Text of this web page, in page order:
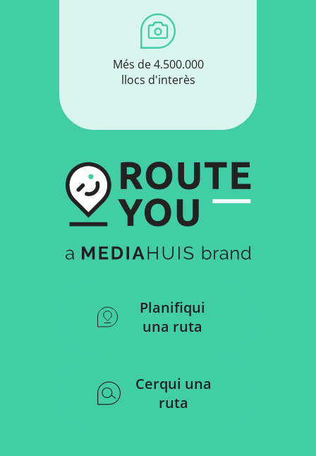
Més de 4.500.000
llocs d'interès
Planifiqui
una ruta
Cerqui una
ruta